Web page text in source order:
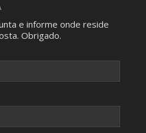
e informe onde reside
Obrigado.